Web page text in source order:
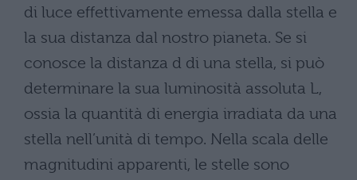
di luce effettivamente emessa dalla stella e
la sua distanza dal nostro pianeta. Se si
conosce la distanza d di una stella, si può
determinare la sua luminosità assoluta L,
ossia la quantità di energia irradiata da una
stella nell’unità di tempo. Nella scala delle
magnitudini apparenti, le stelle sono